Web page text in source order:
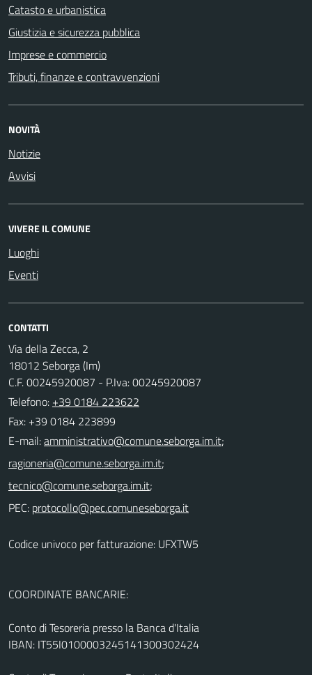
Catasto e urbanistica
Giustizia e sicurezza pubblica
Imprese e commercio
Tributi, finanze e contravvenzioni
NOVITÀ
Notizie
Avvisi
VIVERE IL COMUNE
Luoghi
Eventi
CONTATTI
Via della Zecca, 2
18012 Seborga (Im)
C.F. 00245920087 - P.Iva: 00245920087
Telefono: +39 0184 223622
Fax: +39 0184 223899
E-mail:
;
;
;
PEC:
Codice univoco per fatturazione: UFXTW5
COORDINATE BANCARIE:
Conto di Tesoreria presso la Banca d'Italia
IBAN: IT55I0100003245141300302424